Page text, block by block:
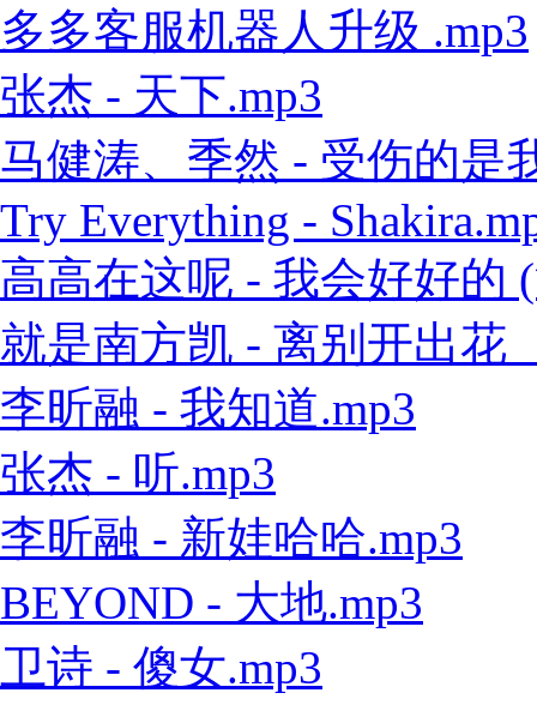
多多客服机器人升级 .mp3
张杰 - 天下.mp3
马健涛、季然 - 受伤的是
Try Everything -
高高在这呢 - 我会好好的
就是南方凯 - 离别开出花
李昕融 - 我知道.mp3
张杰 - 听.mp3
李昕融 - 新娃哈哈.mp3
BEYOND - 大地.mp3
卫诗 - 傻女.mp3